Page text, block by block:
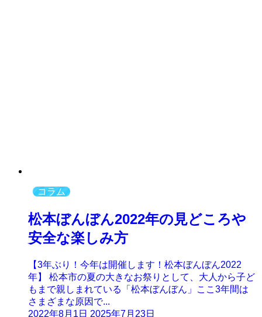
コラム
松本ぼんぼん2022年の見どころや
安全な楽しみ方
【3年ぶり！今年は開催します！松本ぼんぼん2022
年】 松本市の夏の大きなお祭りとして、大人から子ど
もまで親しまれている「松本ぼんぼん」ここ3年間は
さまざまな原因で...
2022年8月1日 2025年7月23日